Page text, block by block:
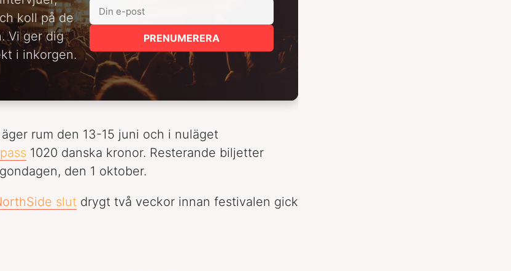
koll på de
Vi ger dig
i inkorgen.
PRENUMERERA
rum den 13-15 juni och i nuläget
1020 danska kronor. Resterande biljetter
den 1 oktober.
slut drygt två veckor innan festivalen gick